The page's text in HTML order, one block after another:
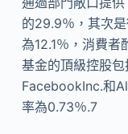
的29.9％，其次
為12.1％，消費者
基金的頂級控股
FacebookInc.和
率為0.73％.7